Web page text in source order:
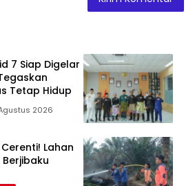
7 Siap Digelar
Tetap Hidup
2026
Lahan